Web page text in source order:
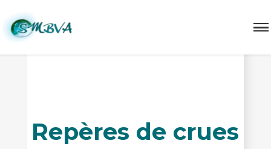
Repères de crues